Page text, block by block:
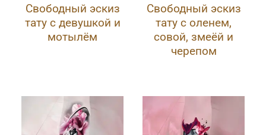
Свободный эскиз
тату с девушкой и
мотылём
Свободный эскиз
тату с оленем,
совой, змеёй и
черепом